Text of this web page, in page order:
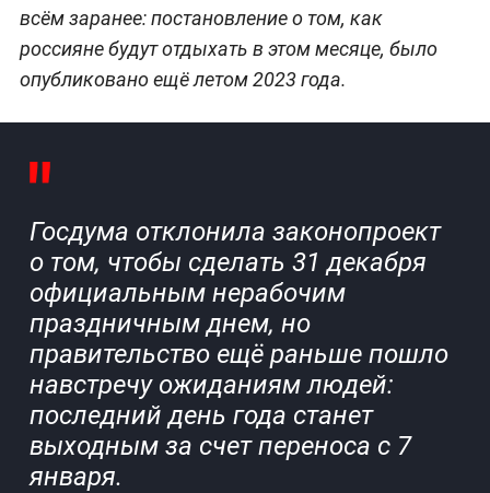
всём заранее: постановление о том, как
россияне будут отдыхать в этом месяце, было
опубликовано ещё летом 2023 года.
Госдума отклонила законопроект
о том, чтобы сделать 31 декабря
официальным нерабочим
праздничным днем, но
правительство ещё раньше пошло
навстречу ожиданиям людей:
последний день года станет
выходным за счет переноса с 7
января.